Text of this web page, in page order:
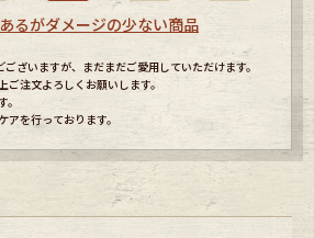
るがダメージの少ない商品
ざいますが、まだまだご愛用していただけます。
注文よろしくお願いします。
を行っております。